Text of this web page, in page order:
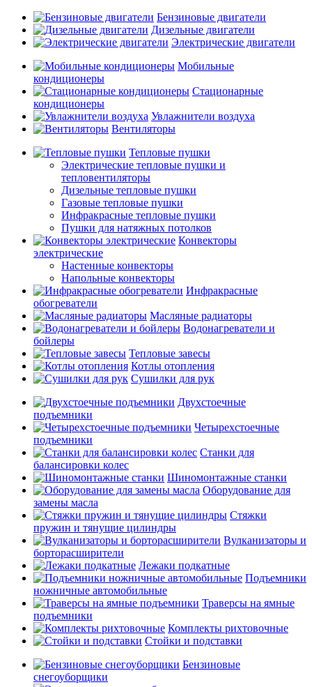
Бензиновые двигатели
Дизельные двигатели
Электрические двигатели
Мобильные
кондиционеры
Стационарные
кондиционеры
Увлажнители воздуха
Вентиляторы
Тепловые пушки
Электрические тепловые пушки и
тепловентиляторы
Дизельные тепловые пушки
Газовые тепловые пушки
Инфракрасные тепловые пушки
Пушки для натяжных потолков
Конвекторы
электрические
Настенные конвекторы
Напольные конвекторы
Инфракрасные
обогреватели
Масляные радиаторы
Водонагреватели и
бойлеры
Тепловые завесы
Котлы отопления
Сушилки для рук
Двухстоечные
подъемники
Четырехстоечные
подъемники
Станки для
балансировки колес
Шиномонтажные станки
Оборудование для
замены масла
Стяжки
пружин и тянущие цилиндры
Вулканизаторы и
борторасширители
Лежаки подкатные
Подъемники
ножничные автомобильные
Траверсы на ямные
подъемники
Комплекты рихтовочные
Стойки и подставки
Бензиновые
снегоуборщики